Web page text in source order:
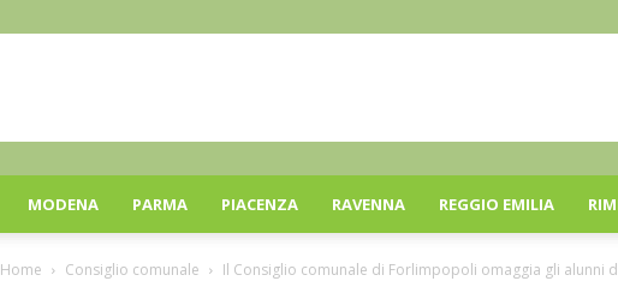
MODENA PARMA PIACENZA RAVENNA REGGIO EMILIA
Home Consiglio comunale Il Consiglio comunale di Forlimpopoli omaggia gli alunni